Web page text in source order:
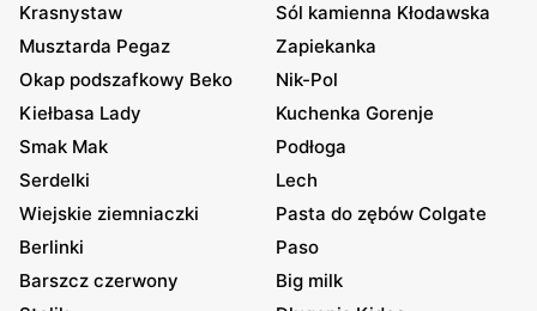
Krasnystaw
Sól kamienna Kłodawska
Musztarda Pegaz
Zapiekanka
Okap podszafkowy Beko
Nik-Pol
Kiełbasa Lady
Kuchenka Gorenje
Smak Mak
Podłoga
Serdelki
Lech
Wiejskie ziemniaczki
Pasta do zębów Colgate
Berlinki
Paso
Barszcz czerwony
Big milk